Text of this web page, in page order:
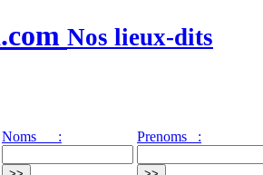
Nos lieux-dits
Noms : Prenoms :